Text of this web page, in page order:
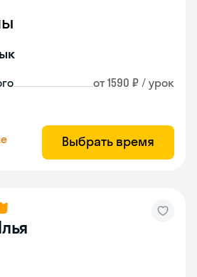
от 1590 ₽ / урок
Выбрать время